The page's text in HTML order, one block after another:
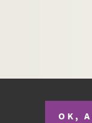
OK,